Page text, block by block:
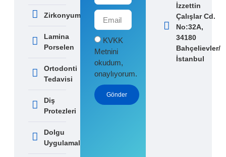
Zirkonyum
Lamina
Porselen
Ortodonti
Tedavisi
Diş
Protezleri
Dolgu
Uygulamaları
KVKK
Metnini
okudum,
onaylıyorum.
Gönder
İzzettin
Çalışlar Cd.
No:32A,
34180
Bahçelievler/
İstanbul